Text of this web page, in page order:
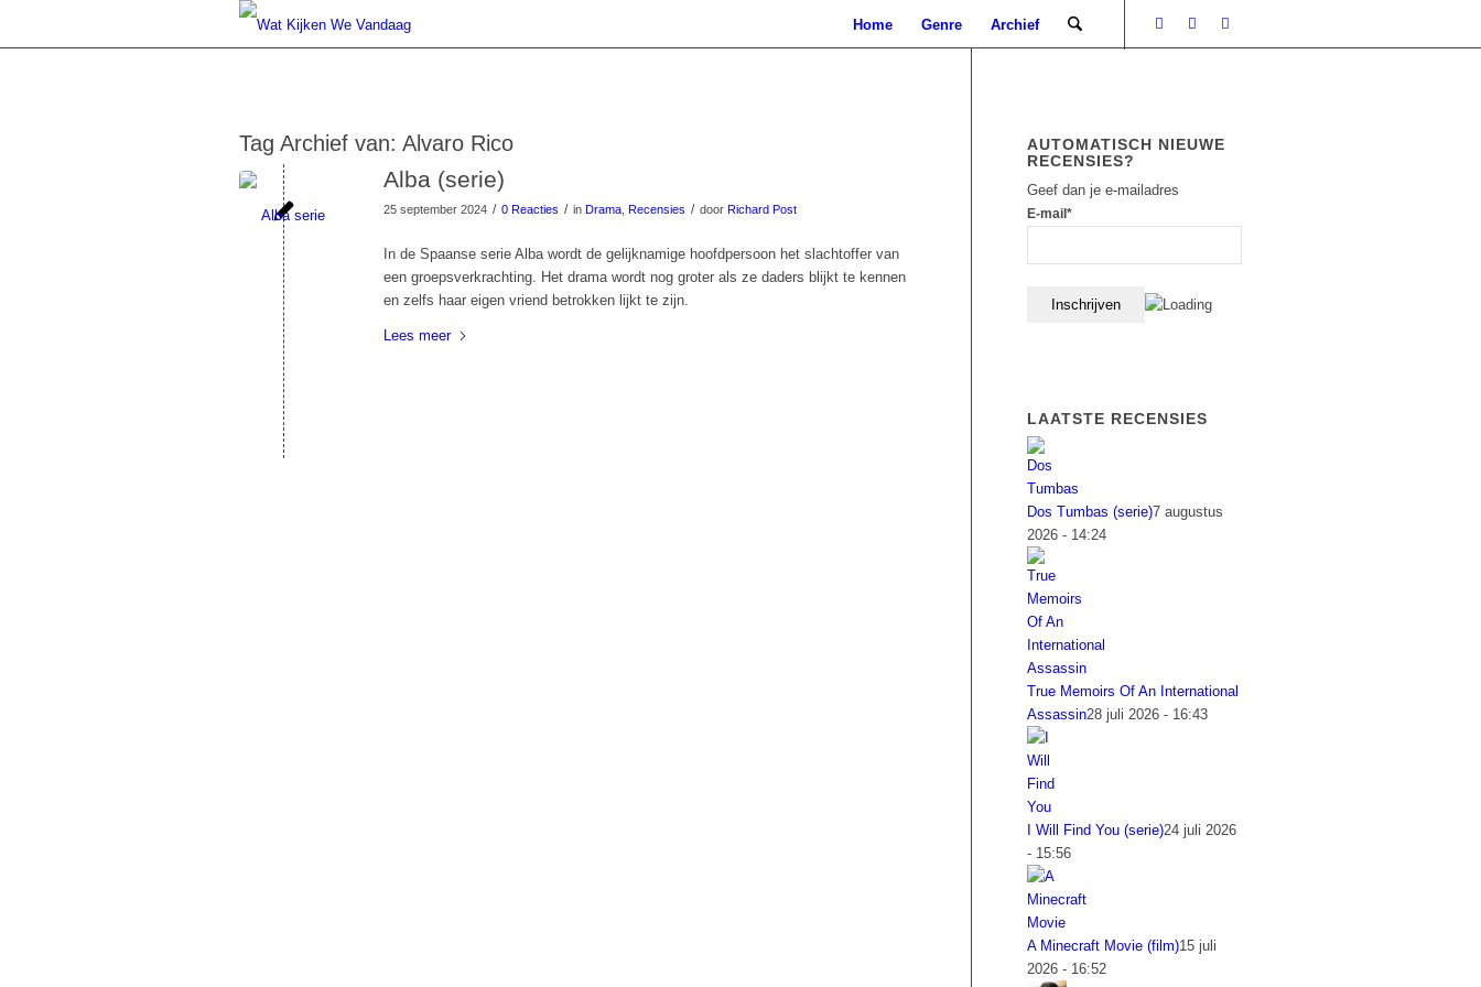
Home Genre Archief
Tag Archief van: Alvaro Rico
Alba (serie)
25 september 2024 / 0 Reacties / in Drama Recensies / door Richard Post
In de Spaanse serie Alba wordt de gelijknamige hoofdpersoon het slachtoffer van
een groepsverkrachting. Het drama wordt nog groter als ze daders blijkt te kennen
en zelfs haar eigen vriend betrokken lijkt te zijn.
Lees meer
AUTOMATISCH NIEUWE
RECENSIES?
Geef dan je e-mailadres
E-mail*
LAATSTE RECENSIES
Dos Tumbas (serie)7 augustus
2026 - 14:24
True Memoirs Of An International
Assassin28 juli 2026 - 16:43
I Will Find You (serie)24 juli 2026
- 15:56
A Minecraft Movie (film)15 juli
2026 - 16:52